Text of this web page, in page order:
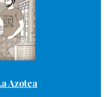
Azotea